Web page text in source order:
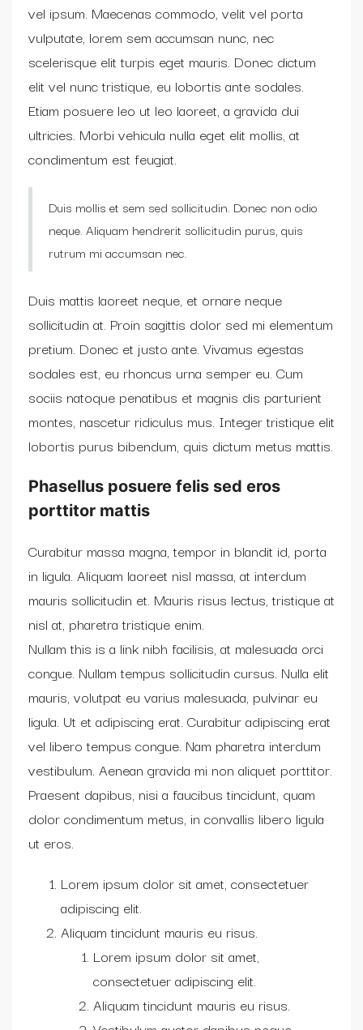
vel ipsum. Maecenas commodo, velit vel porta
vulputate, lorem sem accumsan nunc, nec
scelerisque elit turpis eget mauris. Donec dictum
elit vel nunc tristique, eu lobortis ante sodales.
Etiam posuere leo ut leo laoreet, a gravida dui
ultricies. Morbi vehicula nulla eget elit mollis, at
condimentum est feugiat.
Duis mollis et sem sed sollicitudin. Donec non odio
neque. Aliquam hendrerit sollicitudin purus, quis
rutrum mi accumsan nec.
Duis mattis laoreet neque, et ornare neque
sollicitudin at. Proin sagittis dolor sed mi elementum
pretium. Donec et justo ante. Vivamus egestas
sodales est, eu rhoncus urna semper eu. Cum
sociis natoque penatibus et magnis dis parturient
montes, nascetur ridiculus mus. Integer tristique elit
lobortis purus bibendum, quis dictum metus mattis.
Phasellus posuere felis sed eros
porttitor mattis
Curabitur massa magna, tempor in blandit id, porta
in ligula. Aliquam laoreet nisl massa, at interdum
mauris sollicitudin et. Mauris risus lectus, tristique at
nisl at, pharetra tristique enim.
Nullam this is a link nibh facilisis, at malesuada orci
congue. Nullam tempus sollicitudin cursus. Nulla elit
mauris, volutpat eu varius malesuada, pulvinar eu
ligula. Ut et adipiscing erat. Curabitur adipiscing erat
vel libero tempus congue. Nam pharetra interdum
vestibulum. Aenean gravida mi non aliquet porttitor.
Praesent dapibus, nisi a faucibus tincidunt, quam
dolor condimentum metus, in convallis libero ligula
ut eros.
Lorem ipsum dolor sit amet, consectetuer
adipiscing elit.
Aliquam tincidunt mauris eu risus.
Lorem ipsum dolor sit amet,
consectetuer adipiscing elit.
Aliquam tincidunt mauris eu risus.